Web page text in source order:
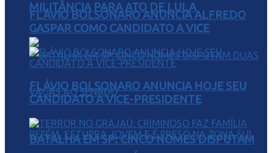
MILITÂNCIA PARA ATO DE LULA
BATALHA EM SP: CINCO NOMES DISPUTAM
FLÁVIO BOLSONARO ANUNCIA ALFREDO
GASPAR COMO CANDIDATO A VICE
FLÁVIO BOLSONARO ANUNCIA HOJE SEU
CANDIDATO A VICE-PRESIDENTE